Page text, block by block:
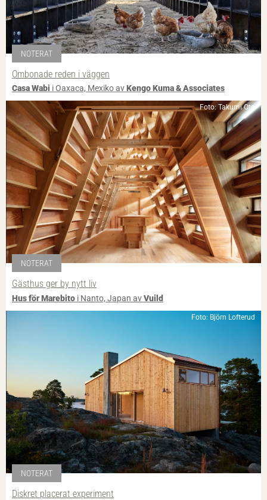
NOTERAT
Ombonade reden i väggen
Casa Wabi i Oaxaca, Mexiko avKengo Kuma & Associates
Foto: Takumi Ota
NOTERAT
Gästhus ger by nytt liv
Hus för Marebito i Nanto, Japan avVuild
Foto: Björn Lofterud
NOTERAT
Diskret placerat experiment